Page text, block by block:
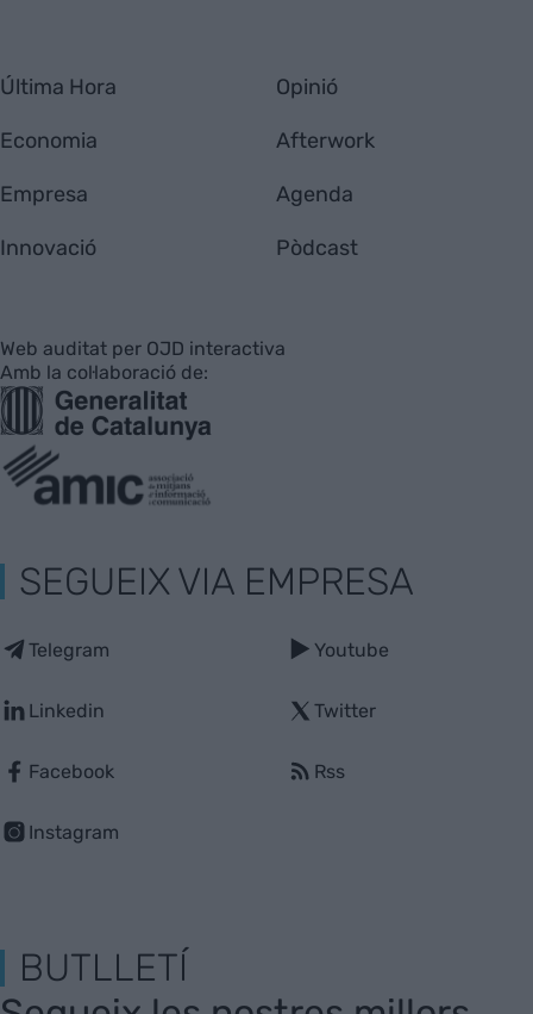
Última Hora
Economia
Empresa
Innovació
Opinió
Afterwork
Agenda
Pòdcast
Web auditat per OJD interactiva
Amb la col·laboració de:
SEGUEIX VIA EMPRESA
Telegram
Linkedin
Facebook
Instagram
Youtube
Twitter
Rss
BUTLLETÍ